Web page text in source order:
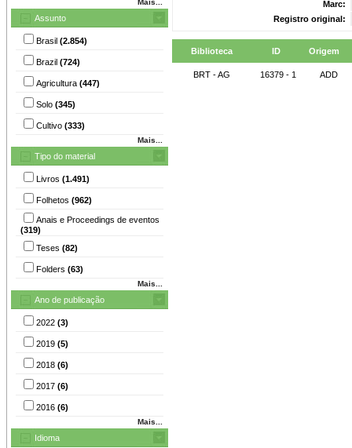
Assunto
Brasil (2.854)
Brazil (724)
Agricultura (447)
Solo (345)
Cultivo (333)
Mais...
Tipo do material
Livros (1.491)
Folhetos (962)
Anais e Proceedings de eventos
(319)
Teses (82)
Folders (63)
Mais...
Ano de publicação
2022 (3)
2019 (5)
2018 (6)
2017 (6)
2016 (6)
Mais...
Idioma
Marc:
Registro original:
Biblioteca ID Origem
BRT - AG 16379 - 1 ADD